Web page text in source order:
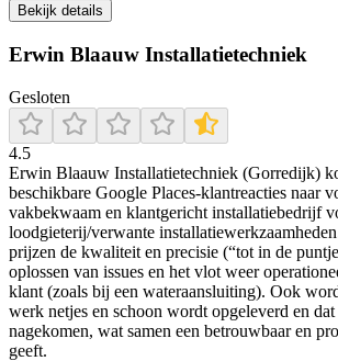
Bekijk details
Erwin Blaauw Installatietechniek
Gesloten
4.5
Erwin Blaauw Installatietechniek (Gorredijk)
beschikbare Google Places-klantreacties naar
vakbekwaam en klantgericht installatiebedrijf
loodgieterij/verwante
prijzen de kwaliteit en precisie (“tot in de
oplossen van issues en het vlot weer
klant (zoals bij een wateraansluiting). Ook
werk netjes en schoon wordt opgeleverd en
nagekomen, wat samen een betrouwbaar en
geeft.